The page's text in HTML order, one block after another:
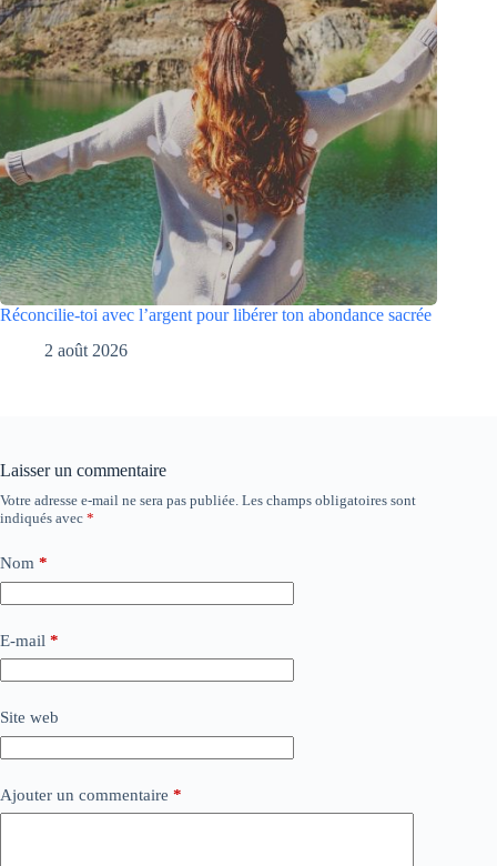
Réconcilie-toi avec l’argent pour libérer ton abondance sacrée
2 août 2026
Laisser un commentaire
Votre adresse e-mail ne sera pas publiée. Les champs obligatoires sont
indiqués avec *
Nom *
E-mail *
Site web
Ajouter un commentaire *